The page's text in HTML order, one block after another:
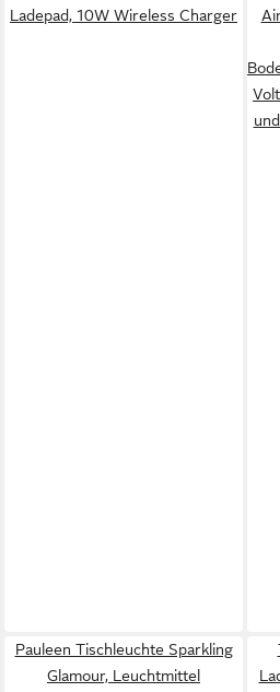
Ladepad, 10W Wireless Charger
Pauleen Tischleuchte Sparkling
Glamour, Leuchtmittel